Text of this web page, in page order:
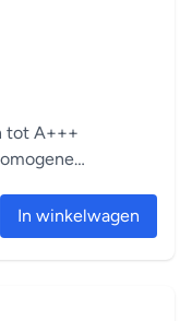
tot A+++
In winkelwagen